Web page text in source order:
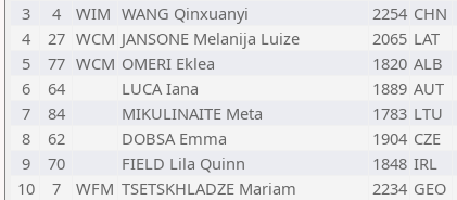
3
4 WIM WANG Qinxuanyi 2254 CHN
4
27 WCM JANSONE Melanija Luize 2065 LAT
5
77 WCM OMERI Eklea 1820 ALB
6
64 LUCA Iana 1889 AUT
7
84 MIKULINAITE Meta 1783 LTU
8
62 DOBSA Emma 1904 CZE
9
70 FIELD Lila Quinn 1848 IRL
10
7 WFM TSETSKHLADZE Mariam 2234 GEO